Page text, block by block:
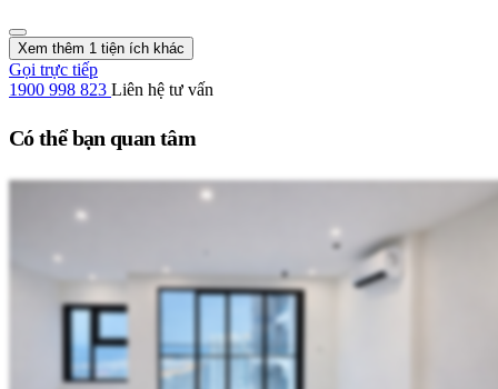
Xem thêm 1 tiện ích khác
Gọi trực tiếp
1900 998 823 Liên hệ tư vấn
Có thể bạn quan tâm